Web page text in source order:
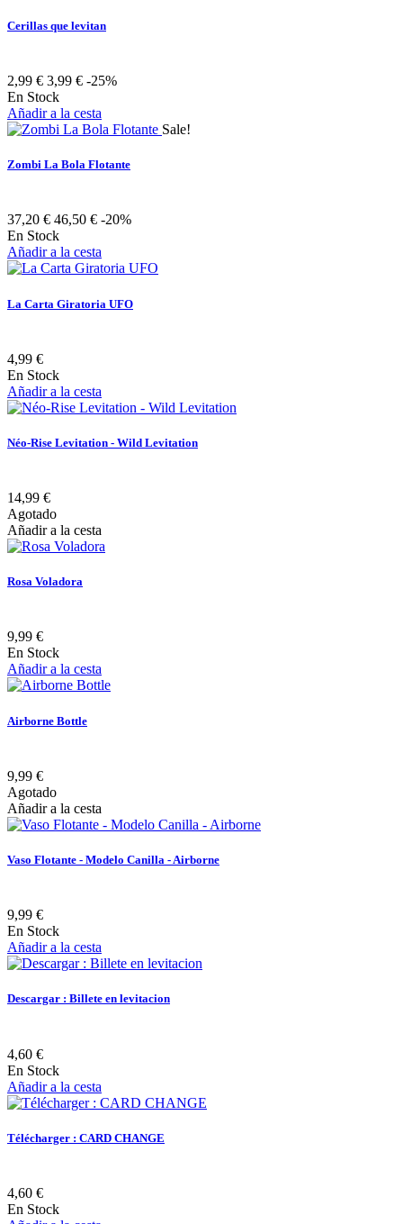
Cerillas que levitan
2,99 € 3,99 € -25%
En Stock
Añadir a la cesta
Sale!
Zombi La Bola Flotante
37,20 € 46,50 € -20%
En Stock
Añadir a la cesta
La Carta Giratoria UFO
4,99 €
En Stock
Añadir a la cesta
Néo-Rise Levitation - Wild Levitation
14,99 €
Agotado
Añadir a la cesta
Rosa Voladora
9,99 €
En Stock
Añadir a la cesta
Airborne Bottle
9,99 €
Agotado
Añadir a la cesta
Vaso Flotante - Modelo Canilla - Airborne
9,99 €
En Stock
Añadir a la cesta
Descargar : Billete en levitacion
4,60 €
En Stock
Añadir a la cesta
Télécharger : CARD CHANGE
4,60 €
En Stock